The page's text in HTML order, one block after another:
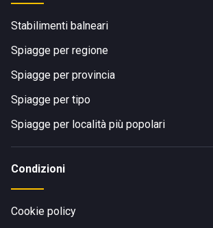
Stabilimenti balneari
Spiagge per regione
Spiagge per provincia
Spiagge per tipo
Spiagge per località più popolari
Condizioni
Cookie policy